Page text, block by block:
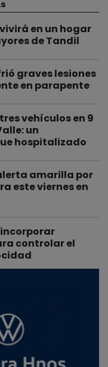
en un hogar
de Tandil
graves lesiones
en parapente
vehículos en 9
un
hospitalizado
amarilla por
este viernes en
controlar el